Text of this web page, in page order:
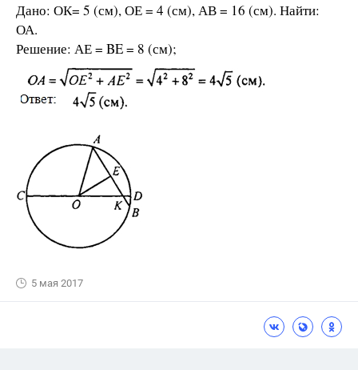
Дано: ОК= 5 (см), ОЕ = 4 (см), АВ = 16 (см). Найти:
ОА.
Решение: АЕ = BE = 8 (см);
5 мая 2017